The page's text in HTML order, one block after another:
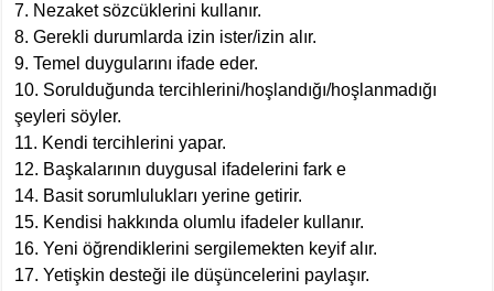
7. Nezaket sözcüklerini kullanır.
8. Gerekli durumlarda izin ister/izin alır.
9. Temel duygularını ifade eder.
10. Sorulduğunda tercihlerini/hoşlandığı/hoşlanmadığı
şeyleri söyler.
11. Kendi tercihlerini yapar.
12. Başkalarının duygusal ifadelerini fark e
14. Basit sorumlulukları yerine getirir.
15. Kendisi hakkında olumlu ifadeler kullanır.
16. Yeni öğrendiklerini sergilemekten keyif alır.
17. Yetişkin desteği ile düşüncelerini paylaşır.